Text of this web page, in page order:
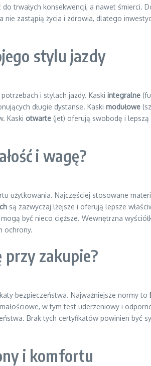
trwałych konsekwencji, a nawet śmierci.
nie zastąpią życia i zdrowia, dlatego
stylu jazdy
i stylach jazdy. Kaski integralne
długie dystanse. Kaski modułowe
Kaski otwarte (jet) oferują swobodę i
i wagę?
użytkowania. Najczęściej stosowane
są zazwyczaj lżejsze i oferują lepsze
być nieco cięższe. Wewnętrzna
ochrony.
zakupie?
bezpieczeństwa. Najważniejsze normy to
w tym test uderzeniowy i
Brak tych certyfikatów powinien być
i komfortu